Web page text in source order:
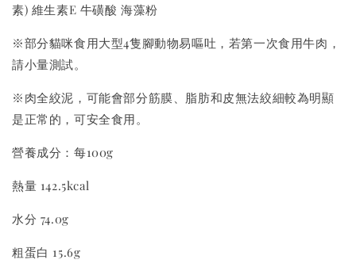
+119加購greenies 健綠貓貓潔牙餅
素) 維生素E 牛磺酸 海藻粉
※部分貓咪食用大型4隻腳動物易嘔吐，若第一次食用牛肉，
請小量測試。
※肉全絞泥，可能會部分筋膜、脂肪和皮無法絞細較為明顯
是正常的，可安全食用。
營養成分：每100g
熱量 142.5kcal
水分 74.0g
粗蛋白 15.6g